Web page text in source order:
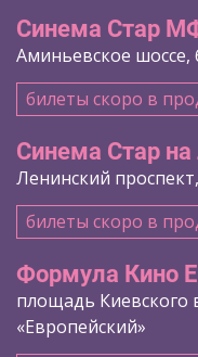
Синема Стар
Аминьевское шоссе,
билеты скоро в
Синема Стар
Ленинский
билеты скоро в
Формула Кино
площадь Киевского
«Европейский»